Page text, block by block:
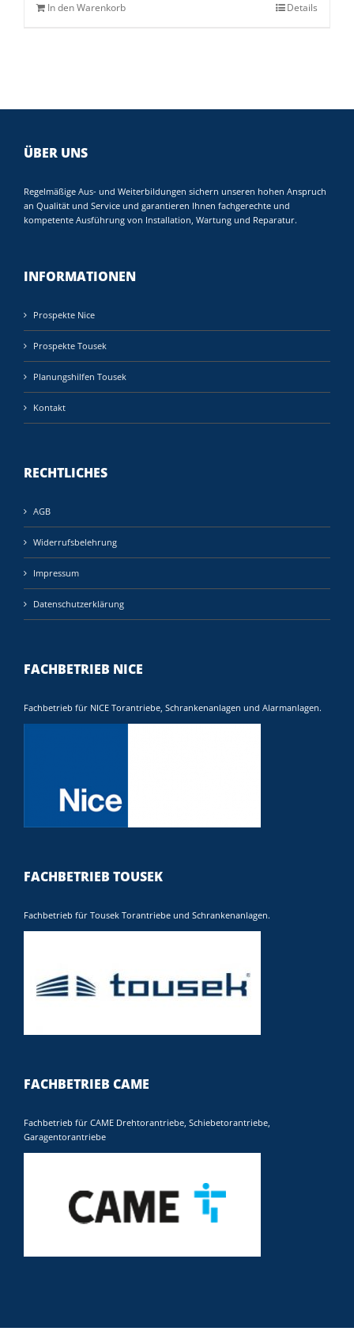
In den Warenkorb Details
ÜBER UNS
Regelmäßige Aus- und Weiterbildungen sichern unseren hohen Anspruch
an Qualität und Service und garantieren Ihnen fachgerechte und
kompetente Ausführung von Installation, Wartung und Reparatur.
INFORMATIONEN
Prospekte Nice
Prospekte Tousek
Planungshilfen Tousek
Kontakt
RECHTLICHES
AGB
Widerrufsbelehrung
Impressum
Datenschutzerklärung
FACHBETRIEB NICE
Fachbetrieb für NICE Torantriebe, Schrankenanlagen und Alarmanlagen.
FACHBETRIEB TOUSEK
Fachbetrieb für Tousek Torantriebe und Schrankenanlagen.
FACHBETRIEB CAME
Fachbetrieb für CAME Drehtorantriebe, Schiebetorantriebe,
Garagentorantriebe